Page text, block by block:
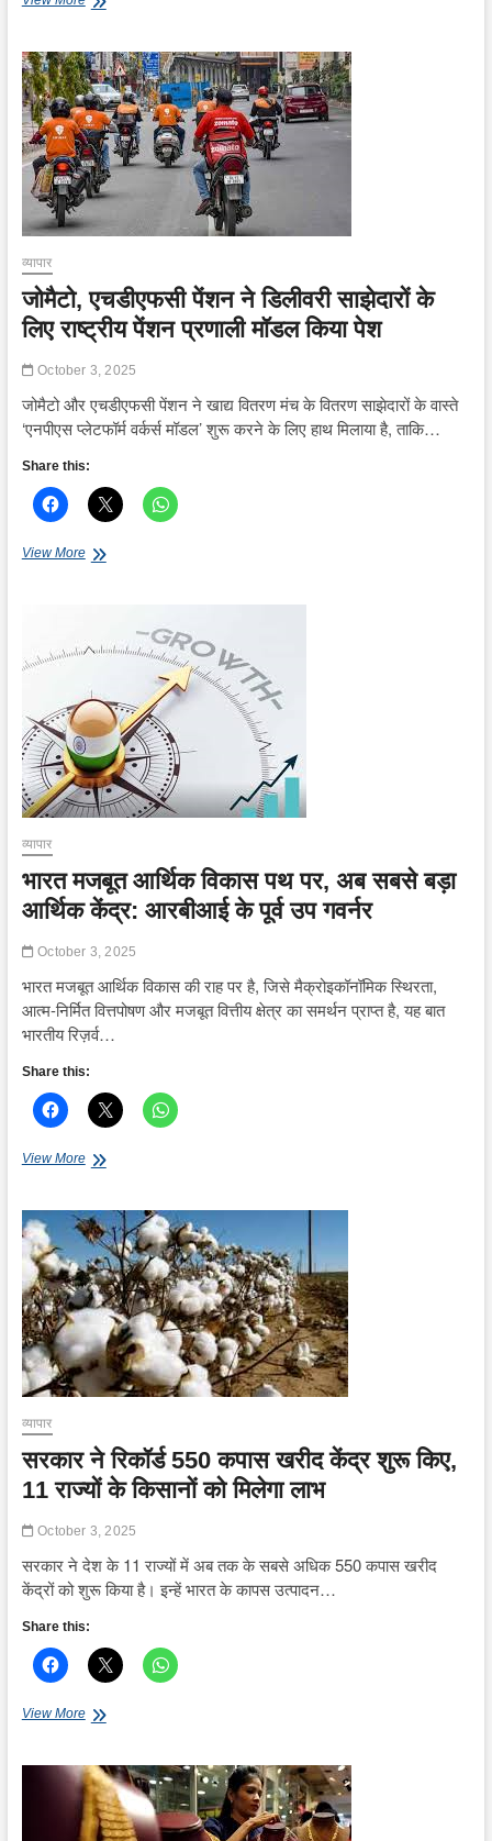
के
बीच
तेजी
से
बढ़
रहा
व्यापारिक
संबंध,
लोगों
को
के
अवसर
व्यापार
जोमैटो, एचडीएफसी पेंशन ने डिलीवरी साझेदारों के
लिए राष्ट्रीय पेंशन प्रणाली मॉडल किया पेश
October 3, 2025
जोमैटो और एचडीएफसी पेंशन ने खाद्य वितरण मंच के वितरण साझेदारों के वास्ते
‘एनपीएस प्लेटफॉर्म वर्कर्स मॉडल’ शुरू करने के लिए हाथ मिलाया है, ताकि…
Share this:
View Moreजोमैटो,
साझेदारों
लिए
राष्ट्रीय
पेंशन
प्रणाली
मॉडल
किया
पेश
व्यापार
भारत मजबूत आर्थिक विकास पथ पर, अब सबसे बड़ा
आर्थिक केंद्र: आरबीआई के पूर्व उप गवर्नर
October 3, 2025
भारत मजबूत आर्थिक विकास की राह पर है, जिसे मैक्रोइकॉनॉमिक स्थिरता,
आत्म-निर्मित वित्तपोषण और मजबूत वित्तीय क्षेत्र का समर्थन प्राप्त है, यह बात
भारतीय रिज़र्व…
Share this:
View Moreभारत
विकास
पथ
पर,
अब
सबसे
बड़ा
आर्थिक
केंद्र:
आरबीआई
के
गवर्नर
व्यापार
सरकार ने रिकॉर्ड 550 कपास खरीद केंद्र शुरू किए,
11 राज्यों के किसानों को मिलेगा लाभ
October 3, 2025
सरकार ने देश के 11 राज्यों में अब तक के सबसे अधिक 550 कपास खरीद
केंद्रों को शुरू किया है। इन्हें भारत के कापस उत्पादन…
Share this:
View Moreसरकार
550
कपास
खरीद
केंद्र